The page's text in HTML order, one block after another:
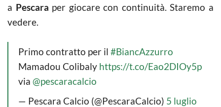
a Pescara per giocare con continuità. Staremo a
vedere.
Primo contratto per il #BiancAzzurro
Mamadou Colibaly https://t.co/Eao2DIOy5p
via @pescaracalcio
— Pescara Calcio (@PescaraCalcio) 5 luglio